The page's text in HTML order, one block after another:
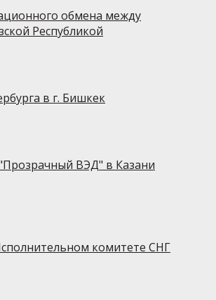
обмена между
Республикой
в г. Бишкек
ВЭД" в Казани
комитете СНГ